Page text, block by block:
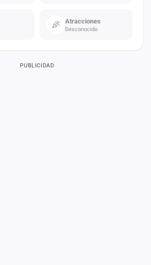
Atracciones
Desconocido
PUBLICIDAD